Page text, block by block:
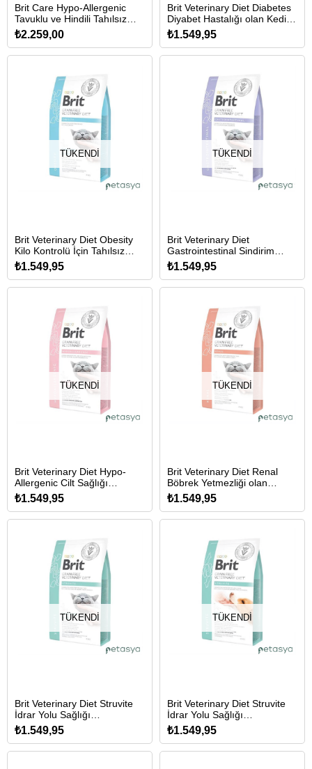
Brit Care Hypo-Allergenic
Tavuklu ve Hindili Tahılsız
Yavru Kedi Maması 7 Kg
₺2.259,00
Brit Veterinary Diet Diabetes
Diyabet Hastalığı olan Kediler
için Tahılsız Kedi Maması 2
Kg
₺1.549,95
TÜKENDI
Brit Veterinary Diet Obesity
Kilo Kontrolü İçin Tahılsız
Kedi Maması 2 Kg
₺1.549,95
TÜKENDI
Brit Veterinary Diet
Gastrointestinal Sindirim
Sistemi Destekleyici Tahılsız
Kedi Maması 2 Kg
₺1.549,95
TÜKENDI
Brit Veterinary Diet Hypo-
Allergenic Cilt Sağlığı
Destekleyici Tahılsız Kedi
Maması 2 Kg
₺1.549,95
TÜKENDI
Brit Veterinary Diet Renal
Böbrek Yetmezliği olan
Kediler için Tahılsız Kedi
Maması 2 Kg
₺1.549,95
TÜKENDI
Brit Veterinary Diet Struvite
İdrar Yolu Sağlığı
Destekleyici Tahılsız Kedi
Maması 2kg
₺1.549,95
TÜKENDI
Brit Veterinary Diet Struvite
İdrar Yolu Sağlığı
Destekleyici Tahılsız Köpek
Maması 2 Kg
₺1.549,95